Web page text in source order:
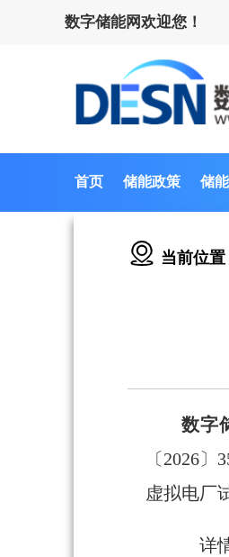
数字储能网欢迎您！
首页 储能政策 储
当前位置
数字
〔2026
虚拟电厂
详